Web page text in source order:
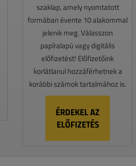
szaklap, amely nyomtatott
formában évente 10 alakommal
jelenik meg. Válasszon
papíralapú vagy digitális
előfizetést! Előfizetőink
korlátlanul hozzáférhetnek a
korábbi számok tartalmához is.
ÉRDEKEL AZ
ELŐFIZETÉS